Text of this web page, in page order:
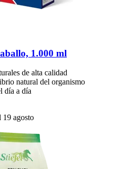
1.000 ml
de alta calidad
natural del organismo
día a día
19 agosto